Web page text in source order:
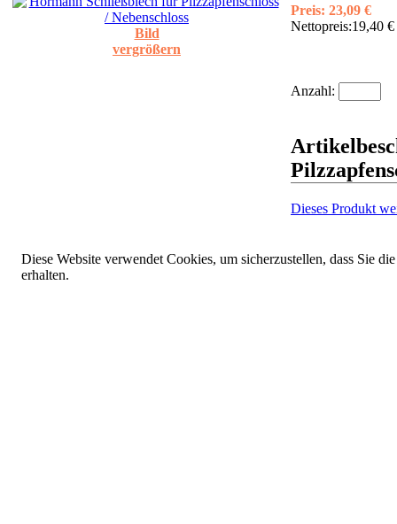
Bild
vergrößern
Preis: 23,09 €
Nettopreis:19,40 €
Anzahl:
Dieses Produkt
Diese Website verwendet Cookies, um sicherzustellen, dass Sie
erhalten.